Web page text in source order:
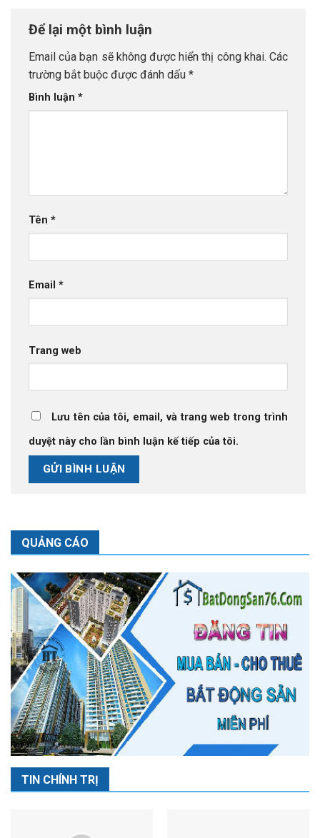
Để lại một bình luận
Email của bạn sẽ không được hiển thị công khai. Các
trường bắt buộc được đánh dấu *
Bình luận *
Tên *
Email *
Trang web
Lưu tên của tôi, email, và trang web trong trình
duyệt này cho lần bình luận kế tiếp của tôi.
QUẢNG CÁO
TIN CHÍNH TRỊ